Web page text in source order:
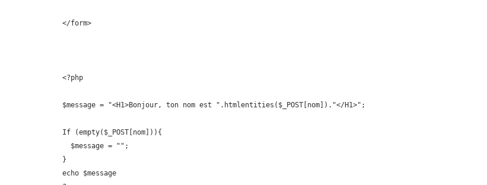
</form>
<?php
$message = "<H1>Bonjour, ton nom est ".htmlentities($_POST[nom])."</H1>";
If (empty($_POST[nom])){
  $message = "";
}
echo $message